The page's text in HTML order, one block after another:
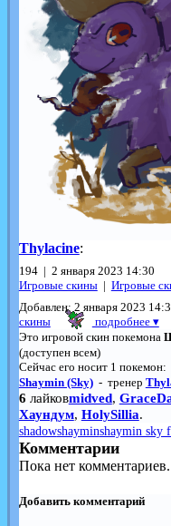
Thylacine:
194 | 2 января 2023 14:30
Игровые скины | Игровые
Добавлен: 2 января 2023
скины
подробнее ▾
Это игровой скин покемона
(доступен всем)
Сейчас его носит 1 покемон:
Shaymin (Sky)- тренер
6 лайковmidved,
Хаундум, HolySillia.
shadowshayminshaymin sky
Комментарии
Пока нет комментариев.
Добавить комментарий